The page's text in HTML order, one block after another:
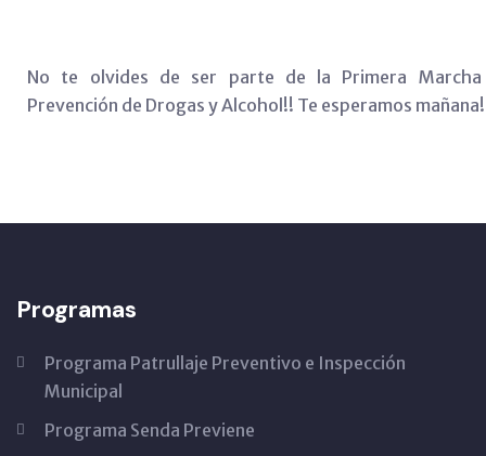
No te olvides de ser parte de la Primera
Prevención de Drogas y Alcohol!! Te esperamos
Programas
Programa Patrullaje Preventivo e Inspección
Municipal
Programa Senda Previene